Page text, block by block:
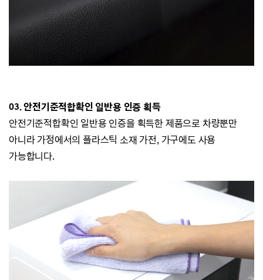
03. 안전기준적합확인 일반용 인증 획득
안전기준적합확인 일반용 인증을 획득한 제품으로 차량뿐만
아니라 가정에서의 플라스틱 소재 가전, 가구에도 사용
가능합니다.